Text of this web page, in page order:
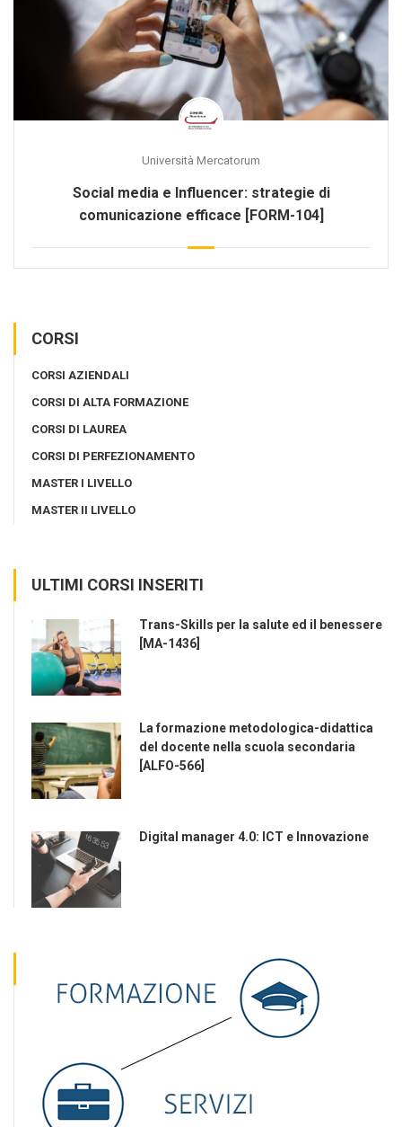
Università Mercatorum
Social media e Influencer: strategie di
comunicazione efficace [FORM-104]
CORSI
CORSI AZIENDALI
CORSI DI ALTA FORMAZIONE
CORSI DI LAUREA
CORSI DI PERFEZIONAMENTO
MASTER I LIVELLO
MASTER II LIVELLO
ULTIMI CORSI INSERITI
Trans-Skills per la salute ed il benessere
[MA-1436]
La formazione metodologica-didattica
del docente nella scuola secondaria
[ALFO-566]
Digital manager 4.0: ICT e Innovazione